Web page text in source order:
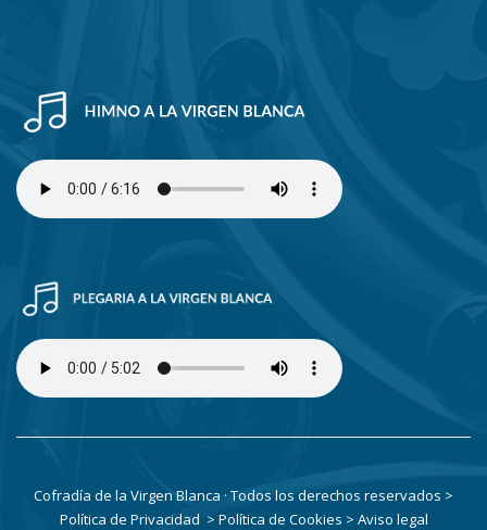
Cofradía de la Virgen Blanca · Todos los derechos reservados >
Política de Privacidad > Política de Cookies > Aviso legal